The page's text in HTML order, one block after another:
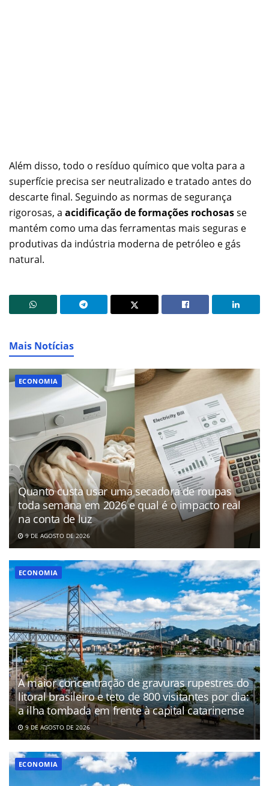
Além disso, todo o resíduo químico que volta para a
superfície precisa ser neutralizado e tratado antes do
descarte final. Seguindo as normas de segurança
rigorosas, a acidificação de formações rochosasse
mantém como uma das ferramentas mais seguras e
produtivas da indústria moderna de petróleo e gás
natural.
Mais Notícias
ECONOMIA
Quanto custa usar uma secadora de roupas
toda semana em 2026 e qual é o impacto real
na conta de luz
9 DE AGOSTO DE 2026
ECONOMIA
A maior concentração de gravuras rupestres do
litoral brasileiro e teto de 800 visitantes por dia:
a ilha tombada em frente à capital catarinense
9 DE AGOSTO DE 2026
ECONOMIA